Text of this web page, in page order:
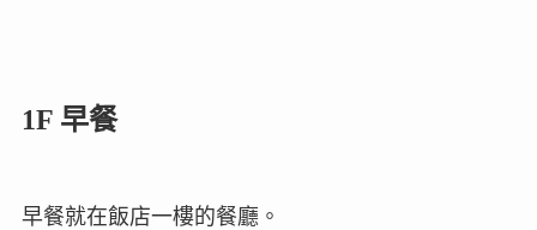
1F 早餐
早餐就在飯店一樓的餐廳。